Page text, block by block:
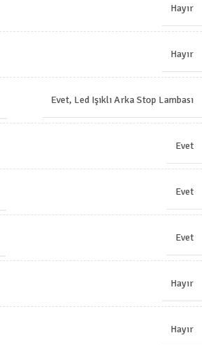
Hayır
Hayır
Evet, Led Işıklı Arka Stop Lambası
Evet
Evet
Evet
Hayır
Hayır